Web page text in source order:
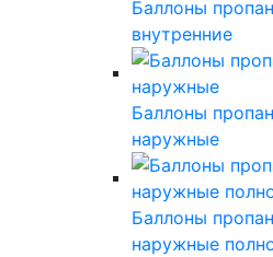
Баллоны
внутренние
Баллоны
наружные
Баллоны
наружные